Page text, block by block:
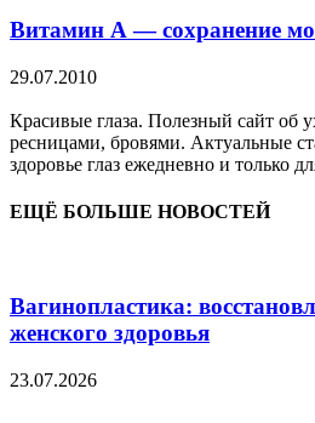
Витамин А — сохранение
29.07.2010
Красивые глаза. Полезный сайт об
ресницами, бровями. Актуальные
здоровье глаз ежедневно и только
ЕЩЁ БОЛЬШЕ НОВОСТЕЙ
Вагинопластика:
женского здоровья
23.07.2026